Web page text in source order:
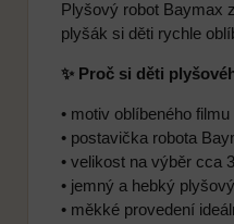
Plyšový robot Baymax
plyšák si děti rychle
✨ Proč si děti
• motiv oblíbeného
• postavička robota
• velikost na výběr cca
• jemný a hebký
• měkké provedení